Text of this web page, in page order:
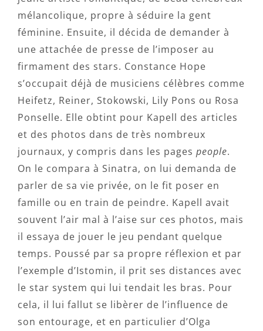
mélancolique, propre à séduire la gent
féminine. Ensuite, il décida de demander à
une attachée de presse de l’imposer au
firmament des stars. Constance Hope
s’occupait déjà de musiciens célèbres comme
Heifetz, Reiner, Stokowski, Lily Pons ou Rosa
Ponselle. Elle obtint pour Kapell des articles
et des photos dans de très nombreux
journaux, y compris dans les pages people.
On le compara à Sinatra, on lui demanda de
parler de sa vie privée, on le fit poser en
famille ou en train de peindre. Kapell avait
souvent l’air mal à l’aise sur ces photos, mais
il essaya de jouer le jeu pendant quelque
temps. Poussé par sa propre réflexion et par
l’exemple d’Istomin, il prit ses distances avec
le star system qui lui tendait les bras. Pour
cela, il lui fallut se libèrer de l’influence de
son entourage, et en particulier d’Olga